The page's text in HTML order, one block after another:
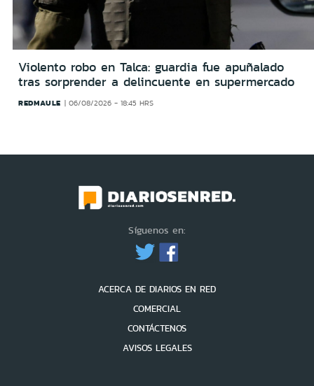
Violento robo en Talca: guardia fue apuñalado
tras sorprender a delincuente en supermercado
REDMAULE 06/08/2026 - 18:45 HRS
Síguenos en:
ACERCA DE DIARIOS EN RED
COMERCIAL
CONTÁCTENOS
AVISOS LEGALES